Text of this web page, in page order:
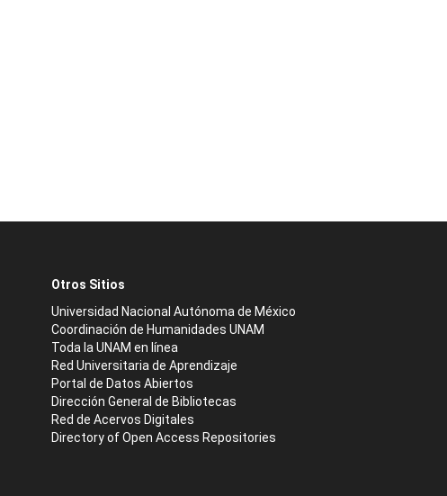
Otros Sitios
Universidad Nacional Autónoma de México
Coordinación de Humanidades UNAM
Toda la UNAM en línea
Red Universitaria de Aprendizaje
Portal de Datos Abiertos
Dirección General de Bibliotecas
Red de Acervos Digitales
Directory of Open Access Repositories